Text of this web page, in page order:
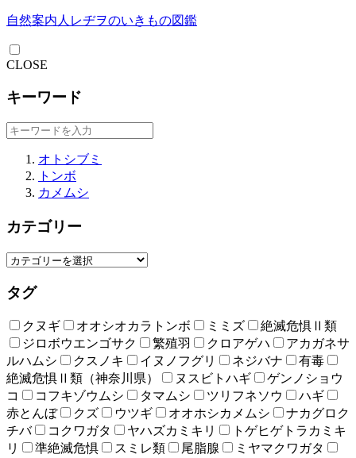
自然案内人レヂヲのいきもの図鑑
CLOSE
キーワード
オトシブミ
トンボ
カメムシ
カテゴリー
タグ
クヌギ オオシオカラトンボ ミミズ
絶滅危惧Ⅱ類
ジロボウエンゴサク
繁殖羽 クロアゲハ
アカガネサ
ルハムシ
クスノキ イヌノフグリ ネジバナ
有毒
絶滅危惧Ⅱ類（神奈川県）
ヌスビトハギ
ゲンノショウ
コ
コフキゾウムシ タマムシ ツリフネソウ
ハギ
赤とんぼ
クズ ウツギ オオホシカメムシ
ナカグロク
チバ
コクワガタ ヤハズカミキリ
トゲヒゲトラカミキ
リ
準絶滅危惧 スミレ類 尾脂腺
ミヤマクワガタ